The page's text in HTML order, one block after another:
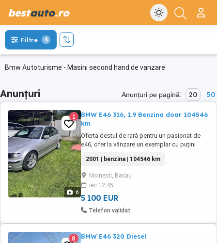
bestauto.ro
Bmw Autoturisme - Masini second hand de vanzare
Filtre 4
Anunțuri Anunțuri pe pagină: 20 50
6
1
BMW E46 316, 1.9 Benzina doar 104546
km
Oferta destul de rară pentru un pasionat de
e46, ofer la vânzare un exemplar cu puțini
piese noi( caseta de direcție, brațe față,
alternator , etc.), ofer roti de vara cu jante aliaj
originale ale mașinii. Posibil variante mai noi
diesel!
2001 | benzina | 104546 km
Moinesti, Bacau
ieri 12:45
5 100 EUR
Telefon validat
8 BMW E46 320 Diesel